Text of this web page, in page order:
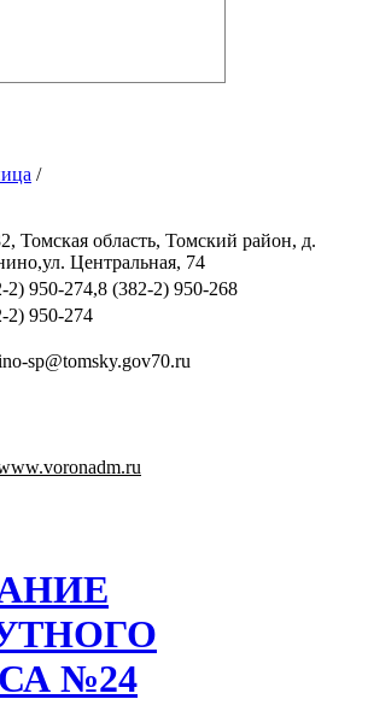
/
Томская область, Томский район, д.
Центральная, 74
2) 950-274,8 (382-2) 950-268
2) 950-274
sp@tomsky.gov70.ru
№24